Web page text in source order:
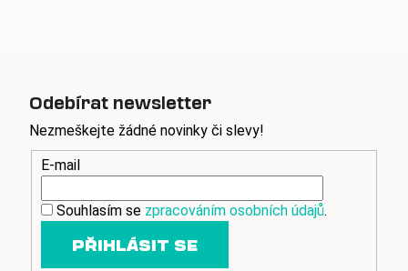
Odebírat newsletter
Nezmeškejte žádné novinky či slevy!
E-mail
Souhlasím se zpracováním osobních údajů.
PŘIHLÁSIT SE